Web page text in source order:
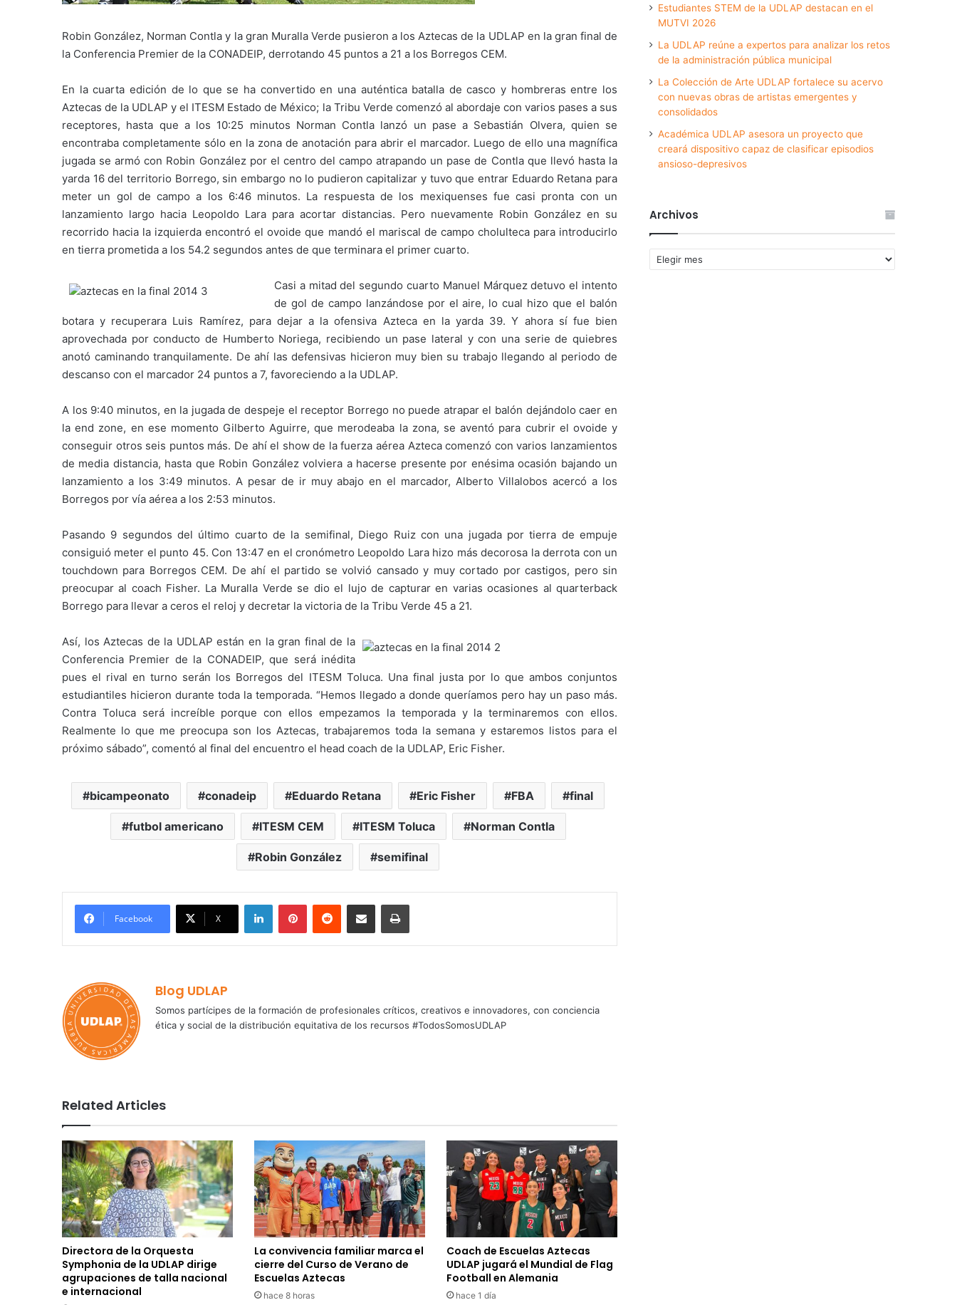
Robin González, Norman Contla y la gran Muralla Verde pusieron a los Aztecas de la UDLAP en la gran final de
la Conferencia Premier de la CONADEIP, derrotando 45 puntos a 21 a los Borregos CEM.
En la cuarta edición de lo que se ha convertido en una auténtica batalla de casco y hombreras entre los
Aztecas de la UDLAP y el ITESM Estado de México; la Tribu Verde comenzó al abordaje con varios pases a sus
receptores, hasta que a los 10:25 minutos Norman Contla lanzó un pase a Sebastián Olvera, quien se
encontraba completamente sólo en la zona de anotación para abrir el marcador. Luego de ello una magnífica
jugada se armó con Robin González por el centro del campo atrapando un pase de Contla que llevó hasta la
yarda 16 del territorio Borrego, sin embargo no lo pudieron capitalizar y tuvo que entrar Eduardo Retana para
meter un gol de campo a los 6:46 minutos. La respuesta de los mexiquenses fue casi pronta con un
lanzamiento largo hacia Leopoldo Lara para acortar distancias. Pero nuevamente Robin González en su
recorrido hacia la izquierda encontró el ovoide que mandó el mariscal de campo cholulteca para introducirlo
en tierra prometida a los 54.2 segundos antes de que terminara el primer cuarto.
Casi a mitad del segundo cuarto Manuel Márquez detuvo el intento
de gol de campo lanzándose por el aire, lo cual hizo que el balón
botara y recuperara Luis Ramírez, para dejar a la ofensiva Azteca en la yarda 39. Y ahora sí fue bien
aprovechada por conducto de Humberto Noriega, recibiendo un pase lateral y con una serie de quiebres
anotó caminando tranquilamente. De ahí las defensivas hicieron muy bien su trabajo llegando al periodo de
descanso con el marcador 24 puntos a 7, favoreciendo a la UDLAP.
A los 9:40 minutos, en la jugada de despeje el receptor Borrego no puede atrapar el balón dejándolo caer en
la end zone, en ese momento Gilberto Aguirre, que merodeaba la zona, se aventó para cubrir el ovoide y
conseguir otros seis puntos más. De ahí el show de la fuerza aérea Azteca comenzó con varios lanzamientos
de media distancia, hasta que Robin González volviera a hacerse presente por enésima ocasión bajando un
lanzamiento a los 3:49 minutos. A pesar de ir muy abajo en el marcador, Alberto Villalobos acercó a los
Borregos por vía aérea a los 2:53 minutos.
Pasando 9 segundos del último cuarto de la semifinal, Diego Ruiz con una jugada por tierra de empuje
consiguió meter el punto 45. Con 13:47 en el cronómetro Leopoldo Lara hizo más decorosa la derrota con un
touchdown para Borregos CEM. De ahí el partido se volvió cansado y muy cortado por castigos, pero sin
preocupar al coach Fisher. La Muralla Verde se dio el lujo de capturar en varias ocasiones al quarterback
Borrego para llevar a ceros el reloj y decretar la victoria de la Tribu Verde 45 a 21.
Así, los Aztecas de la UDLAP están en la gran final de la
Conferencia Premier de la CONADEIP, que será inédita
pues el rival en turno serán los Borregos del ITESM Toluca. Una final justa por lo que ambos conjuntos
estudiantiles hicieron durante toda la temporada. “Hemos llegado a donde queríamos pero hay un paso más.
Contra Toluca será increíble porque con ellos empezamos la temporada y la terminaremos con ellos.
Realmente lo que me preocupa son los Aztecas, trabajaremos toda la semana y estaremos listos para el
próximo sábado”, comentó al final del encuentro el head coach de la UDLAP, Eric Fisher.
bicampeonato conadeip Eduardo Retana Eric Fisher FBA final
futbol americano ITESM CEM ITESM Toluca Norman Contla
Robin González semifinal
Facebook X
LinkedInPinterestReddit Share via Email Print
Blog UDLAP
Somos partícipes de la formación de profesionales críticos, creativos e innovadores, con conciencia
ética y social de la distribución equitativa de los recursos #TodosSomosUDLAP
Related Articles
Directora de la Orquesta
Symphonia de la UDLAP dirige
agrupaciones de talla nacional
e internacional
La convivencia familiar marca el
cierre del Curso de Verano de
Escuelas Aztecas
hace 8 horas
Coach de Escuelas Aztecas
UDLAP jugará el Mundial de Flag
Football en Alemania
hace 1 día
Estudiantes STEM de la UDLAP destacan en el
MUTVI 2026
La UDLAP reúne a expertos para analizar los retos
de la administración pública municipal
La Colección de Arte UDLAP fortalece su acervo
con nuevas obras de artistas emergentes y
consolidados
Académica UDLAP asesora un proyecto que
creará dispositivo capaz de clasificar episodios
ansioso-depresivos
Archivos
Archivos